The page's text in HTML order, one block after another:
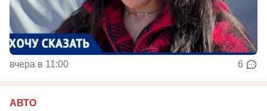
вчера в 11:00 6
АВТО